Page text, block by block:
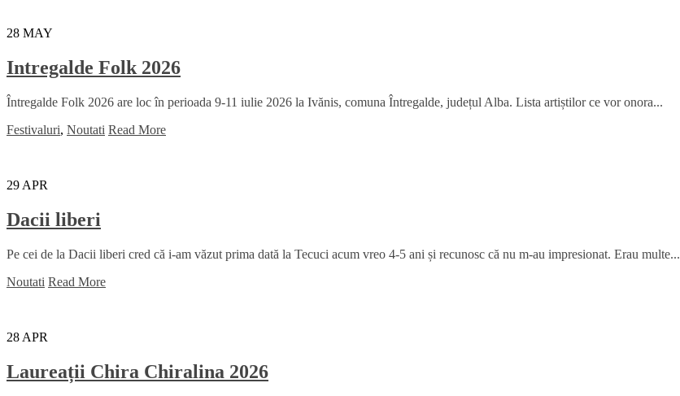
28 MAY
Intregalde Folk 2026
Întregalde Folk 2026 are loc în perioada 9-11 iulie 2026 la Ivănis, comuna Întregalde, județul Alba. Lista artiștilor ce vor onora...
Festivaluri, Noutati Read More
29 APR
Dacii liberi
Pe cei de la Dacii liberi cred că i-am văzut prima dată la Tecuci acum vreo 4-5 ani și recunosc că nu m-au impresionat. Erau multe...
Noutati Read More
28 APR
Laureații Chira Chiralina 2026